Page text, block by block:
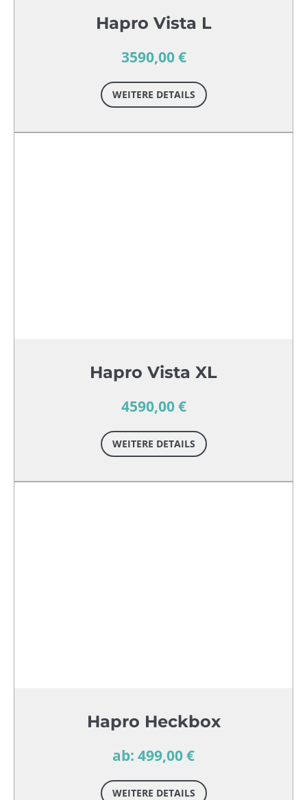
Hapro Vista L
3590,00 €
WEITERE DETAILS
Hapro Vista XL
4590,00 €
WEITERE DETAILS
Hapro Heckbox
ab: 499,00 €
WEITERE DETAILS